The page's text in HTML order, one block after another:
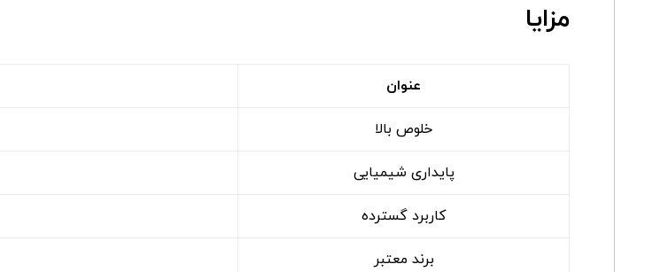
مزایا
عنوان
خلوص بالا
پایداری شیمیایی
کاربرد گسترده
برند معتبر